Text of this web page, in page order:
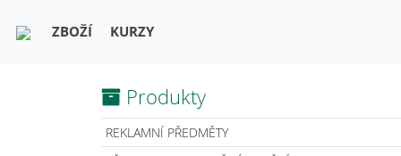
ZBOŽÍ KURZY
Produkty
REKLAMNÍ PŘEDMĚTY